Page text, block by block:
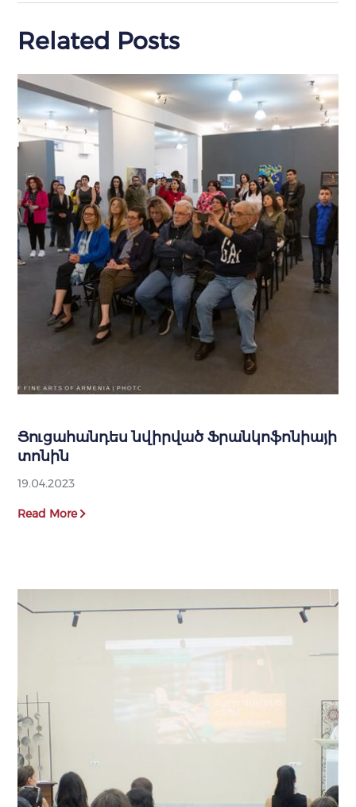
Related Posts
Ցուցահանդես նվիրված Ֆրանկոֆոնիայի
տոնին
19.04.2023
Read More